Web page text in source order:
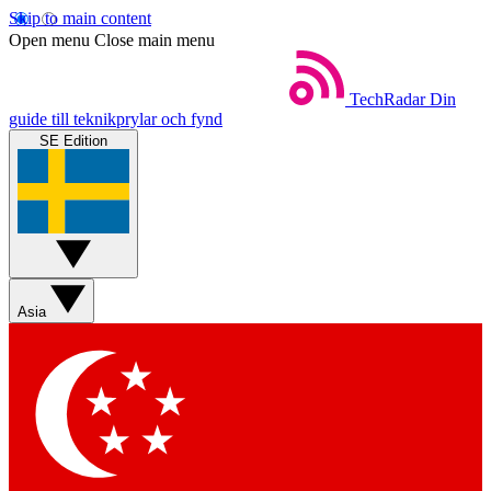
Skip to main content
Open menu Close main menu
TechRadar Din
guide till teknikprylar och fynd
SE Edition
Asia